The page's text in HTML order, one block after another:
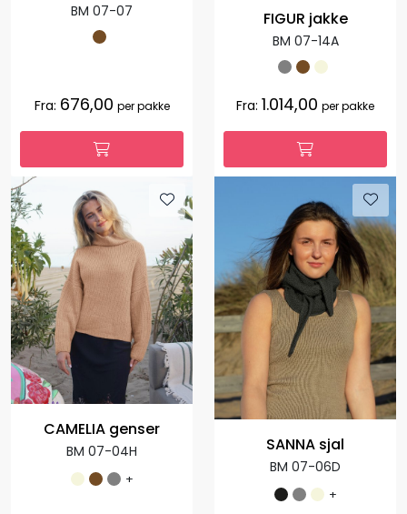
BM 07-07
Fra: 676,00 per pakke
FIGUR jakke
BM 07-14A
Fra: 1.014,00 per pakke
CAMELIA genser
BM 07-04H
+
SANNA sjal
BM 07-06D
+